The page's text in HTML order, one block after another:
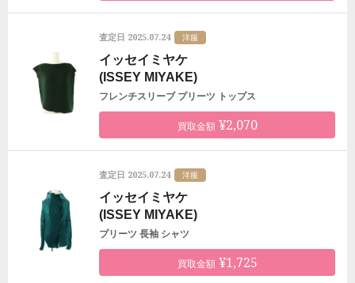
査定日 2025.07.24 洋服
イッセイミヤケ
(ISSEY MIYAKE)
フレンチスリーブ プリーツ トップス
買取金額¥2,070
査定日 2025.07.24 洋服
イッセイミヤケ
(ISSEY MIYAKE)
プリーツ 長袖 シャツ
買取金額¥1,725